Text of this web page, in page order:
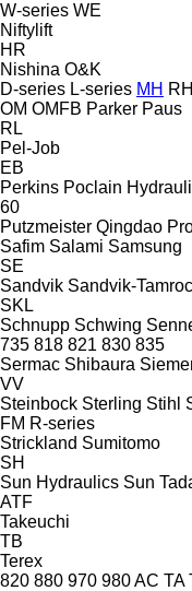
W-series WE
Niftylift
HR
Nishina O&K
D-series L-series MH RH
OM OMFB Parker Paus
RL
Pel-Job
EB
Perkins Poclain
60
Putzmeister Qingdao
Safim Salami Samsung
SE
Sandvik Sandvik-
SKL
Schnupp Schwing
735 818 821 830 835
Sermac Shibaura
VV
Steinbock Sterling Stihl
FM R-series
Strickland Sumitomo
SH
Sun Hydraulics Sun
ATF
Takeuchi
TB
Terex
820 880 970 980AC TA